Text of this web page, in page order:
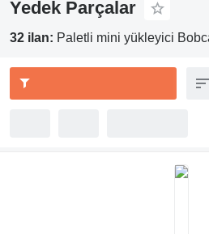
Yedek Parçalar
32 ilan: Paletli mini yükleyici